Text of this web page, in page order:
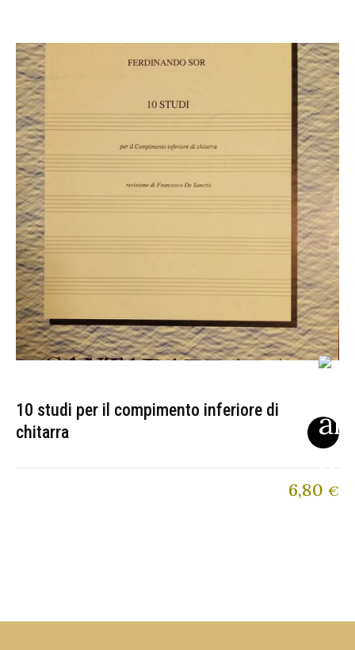
10 studi per il compimento inferiore di
chitarra
6,80 €